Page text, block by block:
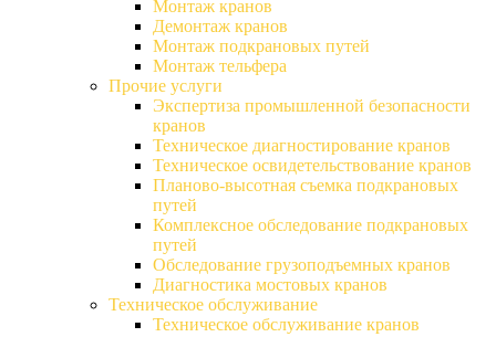
Монтаж кранов
Демонтаж кранов
Монтаж подкрановых путей
Монтаж тельфера
Прочие услуги
Экспертиза промышленной безопасности
кранов
Техническое диагностирование кранов
Техническое освидетельствование кранов
Планово-высотная съемка подкрановых
путей
Комплексное обследование подкрановых
путей
Обследование грузоподъемных кранов
Диагностика мостовых кранов
Техническое обслуживание
Техническое обслуживание кранов